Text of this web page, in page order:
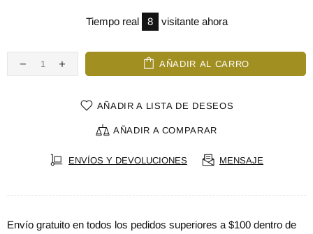
Tiempo real 8 visitante ahora
AÑADIR AL CARRO
AÑADIR A LISTA DE DESEOS
AÑADIR A COMPARAR
ENVÍOS Y DEVOLUCIONES MENSAJE
Envío gratuito en todos los pedidos superiores a $100 dentro de